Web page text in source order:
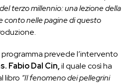
terzo millennio: una lezione della
conto nelle pagine di questo
prevede l’intervento
Fabio Dal Cin,il quale così ha
libro “Il fenomeno dei pellegrini